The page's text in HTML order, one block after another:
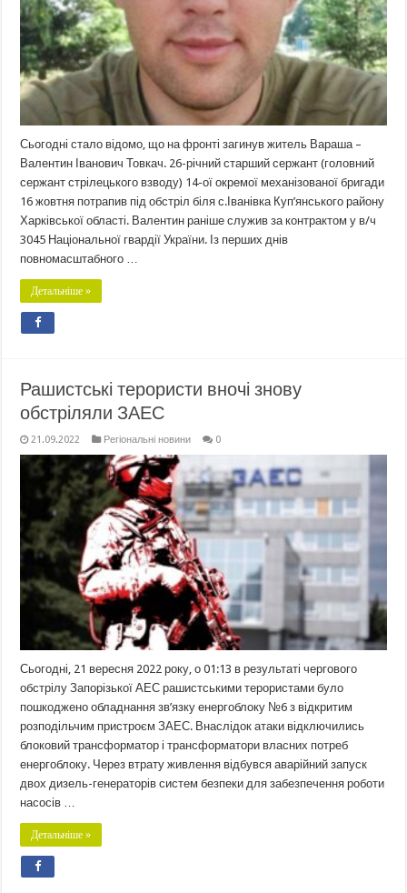
Сьогодні стало відомо, що на фронті загинув житель Вараша –
Валентин Іванович Товкач. 26-річний старший сержант (головний
сержант стрілецького взводу) 14-ої окремої механізованої бригади
16 жовтня потрапив під обстріл біля с.Іванівка Куп’янського району
Харківської області. Валентин раніше служив за контрактом у в/ч
3045 Національної гвардії України. Із перших днів
повномасштабного …
Детальніше »
Рашистські терористи вночі знову
обстріляли ЗАЕС
21.09.2022 Регіональні новини 0
Сьогодні, 21 вересня 2022 року, о 01:13 в результаті чергового
обстрілу Запорізької АЕС рашистськими терористами було
пошкоджено обладнання зв’язку енергоблоку №6 з відкритим
розподільчим пристроєм ЗАЕС. Внаслідок атаки відключились
блоковий трансформатор і трансформатори власних потреб
енергоблоку. Через втрату живлення відбувся аварійний запуск
двох дизель-генераторів систем безпеки для забезпечення роботи
насосів …
Детальніше »